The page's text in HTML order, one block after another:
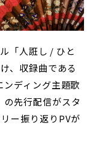
「人誑し / ひと
、収録曲である
ディング主題歌
の先行配信がスタ
ー振り返りPVが